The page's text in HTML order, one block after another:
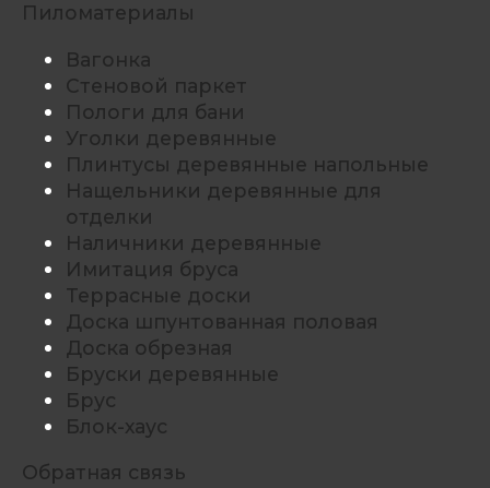
Пиломатериалы
Вагонка
Стеновой паркет
Пологи для бани
Уголки деревянные
Плинтусы деревянные напольные
Нащельники деревянные для
отделки
Наличники деревянные
Имитация бруса
Террасные доски
Доска шпунтованная половая
Доска обрезная
Бруски деревянные
Брус
Блок-хаус
Обратная связь